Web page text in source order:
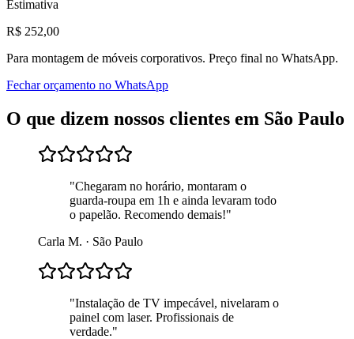
Estimativa
R$ 252,00
Para montagem de móveis corporativos. Preço final no WhatsApp.
Fechar orçamento no WhatsApp
O que dizem nossos clientes em São Paulo
"Chegaram no horário, montaram o
guarda-roupa em 1h e ainda levaram todo
o papelão. Recomendo demais!"
Carla M. · São Paulo
"Instalação de TV impecável, nivelaram o
painel com laser. Profissionais de
verdade."